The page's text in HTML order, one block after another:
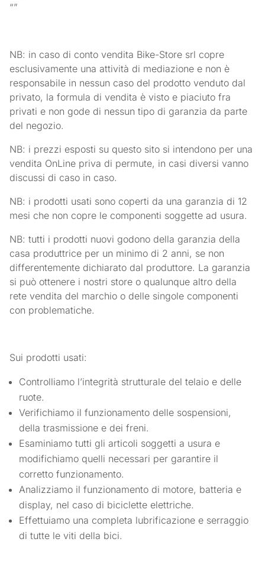
“”
NB: in caso di conto vendita Bike-Store srl copre
esclusivamente una attività di mediazione e non è
responsabile in nessun caso del prodotto venduto dal
privato, la formula di vendita è visto e piaciuto fra
privati e non gode di nessun tipo di garanzia da parte
del negozio.
NB: i prezzi esposti su questo sito si intendono per una
vendita OnLine priva di permute, in casi diversi vanno
discussi di caso in caso.
NB: i prodotti usati sono coperti da una garanzia di 12
mesi che non copre le componenti soggette ad usura.
NB: tutti i prodotti nuovi godono della garanzia della
casa produttrice per un minimo di 2 anni, se non
differentemente dichiarato dal produttore. La garanzia
si può ottenere i nostri store o qualunque altro della
rete vendita del marchio o delle singole componenti
con problematiche.
Sui prodotti usati:
Controlliamo l’integrità strutturale del telaio e delle
ruote.
Verifichiamo il funzionamento delle sospensioni,
della trasmissione e dei freni.
Esaminiamo tutti gli articoli soggetti a usura e
modifichiamo quelli necessari per garantire il
corretto funzionamento.
Analizziamo il funzionamento di motore, batteria e
display, nel caso di biciclette elettriche.
Effettuiamo una completa lubrificazione e serraggio
di tutte le viti della bici.